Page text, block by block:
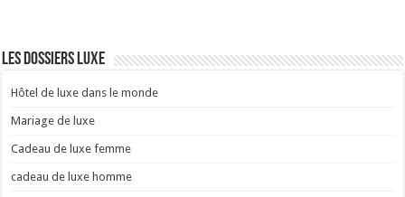
Les dossiers luxe
Hôtel de luxe dans le monde
Mariage de luxe
Cadeau de luxe femme
cadeau de luxe homme